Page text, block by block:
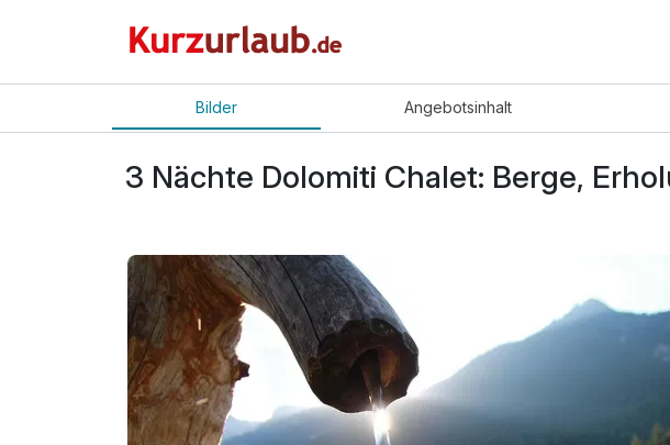
Bilder Angebotsinhalt
3 Nächte Dolomiti Chalet: Berge,